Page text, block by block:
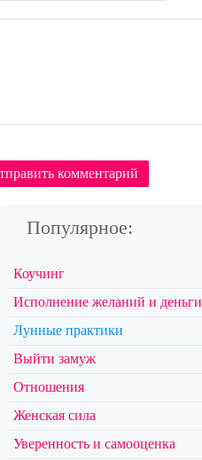
комментарий
Популярное:
Коучинг
Исполнение желаний и деньги
Лунные практики
Выйти замуж
Отношения
Женская сила
Уверенность и самооценка